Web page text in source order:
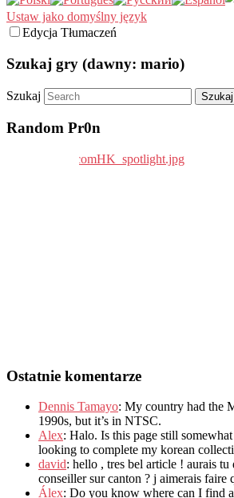
Ustaw jako domyślny język
Edycja Tłumaczeń
Szukaj gry (dawny: mario)
Szukaj
Random Pr0n
Ostatnie komentarze
Dennis Tamayo: My country had the
1990s, but it’s in NTSC.
Alex: Halo. Is this page still
looking to complete my korean
david: hello , tres bel article ! aurais tu
conseiller sur canton ? j aimerais faire
Álex: Do you know where can I find a